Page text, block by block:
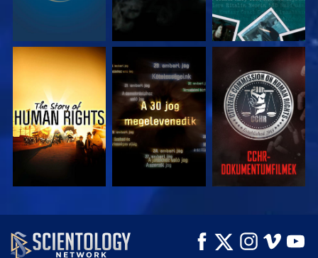
MŰSORNÉZÉS MŰSORNÉZÉS MŰSORNÉZÉS
MŰSORNÉZÉS MŰSORNÉZÉS
A SOROZAT
RÉSZEI